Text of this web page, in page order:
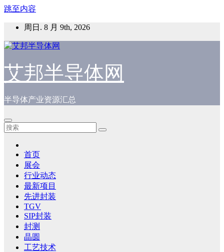
跳至内容
周日. 8 月 9th, 2026
艾邦半导体网
半导体产业资源汇总
首页
展会
行业动态
最新项目
先进封装
TGV
SIP封装
封测
晶圆
工艺技术